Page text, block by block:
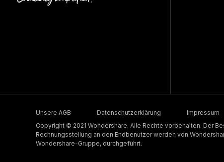
Unsere AGB Datenschutzerklärung Impressum
Copyright © 2021 Wondershare. Alle Rechte vorbehalten. Der
Rechnungsstellung an den Endbenutzer werden von
Wondershare-Gruppe, durchgeführt.